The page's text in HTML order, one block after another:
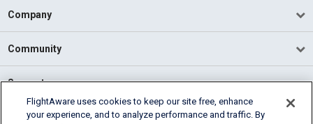
Company
Community
Support
English (USA)
FlightAware uses cookies to keep our site free, enhance
your experience, and to analyze performance and traffic. By